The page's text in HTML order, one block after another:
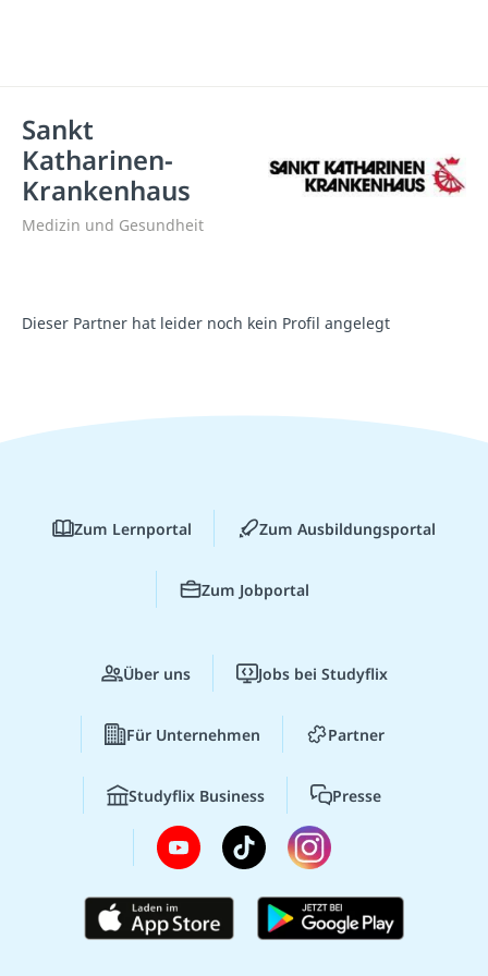
Sankt
Katharinen-
Krankenhaus
Medizin und Gesundheit
Dieser Partner hat leider noch kein Profil angelegt
Zum Lernportal Zum Ausbildungsportal
Zum Jobportal
Über uns Jobs bei Studyflix
Für Unternehmen Partner
Studyflix Business Presse